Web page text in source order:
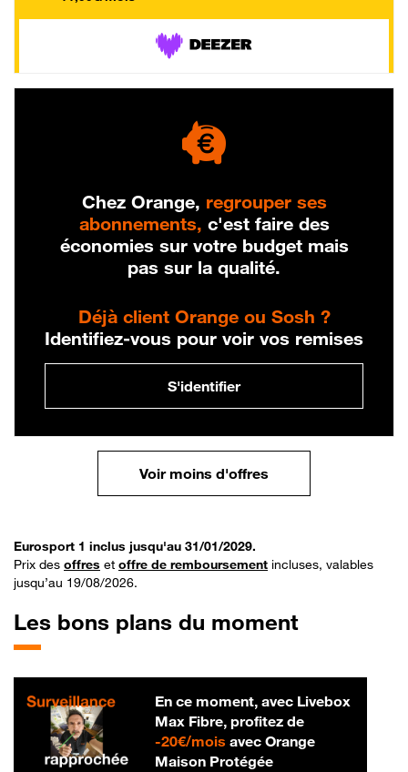
Chez Orange, regrouper ses
abonnements, c'est faire des
économies sur votre budget mais
pas sur la qualité.
Déjà client Orange ou Sosh ?
Identifiez-vous pour voir vos remises
S'identifier
Voir moins d'offres
Eurosport 1 inclus jusqu'au 31/01/2029.
Prix des offres et offre de remboursement incluses, valables
jusqu’au 19/08/2026.
Les bons plans du moment
En ce moment, avec Livebox
Max Fibre, profitez de
-20€/mois20 € par mois
avec Orange
Maison Protégée